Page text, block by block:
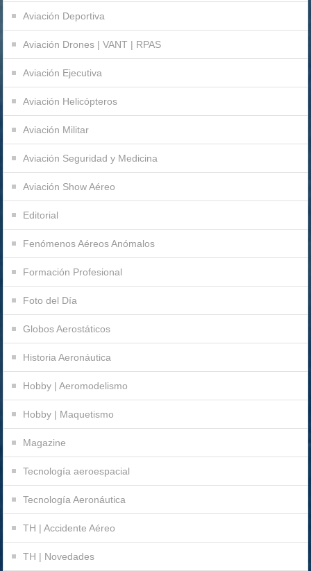
Aviación Deportiva
Aviación Drones | VANT | RPAS
Aviación Ejecutiva
Aviación Helicópteros
Aviación Militar
Aviación Seguridad y Medicina
Aviación Show Aéreo
Editorial
Fenómenos Aéreos Anómalos
Formación Profesional
Foto del Día
Globos Aerostáticos
Historia Aeronáutica
Hobby | Aeromodelismo
Hobby | Maquetismo
Magazine
Tecnología aeroespacial
Tecnología Aeronáutica
TH | Accidente Aéreo
TH | Novedades